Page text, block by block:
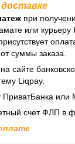
при
или курьеру
суммы заказа.
на сайте
Liqpay.
ПриватБанка или
счет ФЛП в